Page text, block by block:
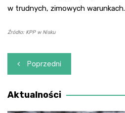
w trudnych, zimowych warunkach.
Źródło: KPP w Nisku
Nawigacja
wpisu
Poprzedni
Aktualności